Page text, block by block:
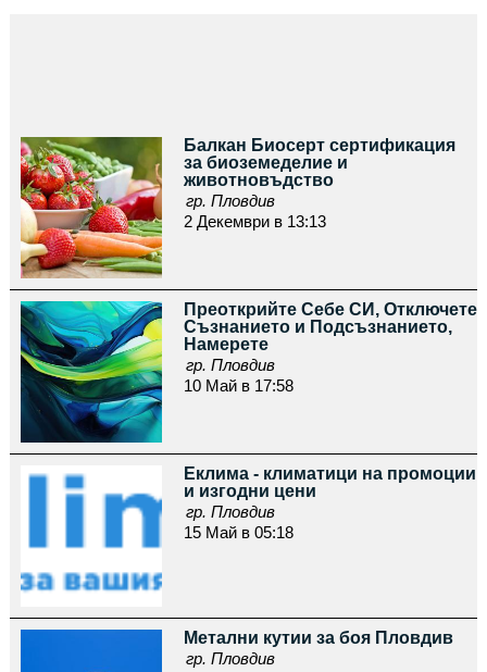
Балкан Биосерт сертификация
за биоземеделие и
животновъдство
гр. Пловдив
2 Декември в 13:13
Преоткрийте Себе СИ, Отключете
Съзнанието и Подсъзнанието,
Намерете
гр. Пловдив
10 Май в 17:58
Еклима - климатици на промоции
и изгодни цени
гр. Пловдив
15 Май в 05:18
Метални кутии за боя Пловдив
гр. Пловдив